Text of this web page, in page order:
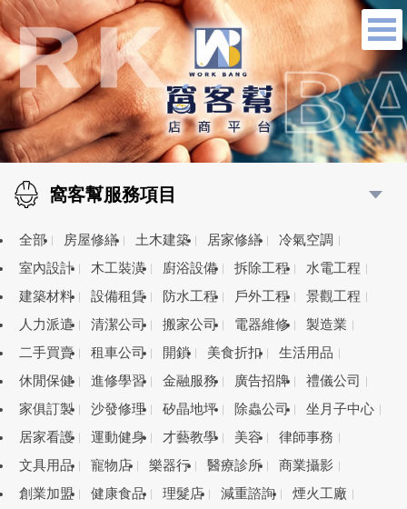
窩客幫服務項目
全部 房屋修繕 土木建築 居家修繕
冷氣空調
室內設計
木工裝潢 廚浴設備 拆除工程
水電工程
建築材料
設備租賃 防水工程 戶外工程
景觀工程
人力派遣
清潔公司 搬家公司 電器維修
製造業
二手買賣
租車公司 開鎖 美食折扣
生活用品
休閒保健
進修學習 金融服務 廣告招牌
禮儀公司
家俱訂製
沙發修理 矽晶地坪 除蟲公司
坐月子中心
居家看護
運動健身 才藝教學 美容
律師事務
文具用品
寵物店 樂器行 醫療診所
商業攝影
創業加盟
健康食品 理髮店 減重諮詢
煙火工廠